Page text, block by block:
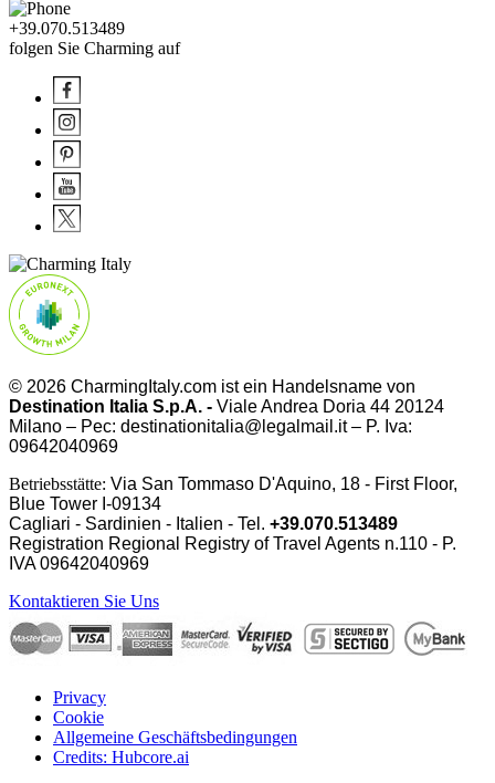
+39.070.513489
folgen Sie Charming auf
© 2026 CharmingItaly.com ist ein Handelsname von
Destination Italia S.p.A. - Viale Andrea Doria 44 20124
Milano – Pec: destinationitalia@legalmail.it – P. Iva:
09642040969
Betriebsstätte: Via San Tommaso D'Aquino, 18 - First Floor,
Blue Tower I-09134
Cagliari - Sardinien - Italien - Tel. +39.070.513489
Registration Regional Registry of Travel Agents n.110 - P.
IVA09642040969
Kontaktieren Sie Uns
Privacy
Cookie
Allgemeine Geschäftsbedingungen
Credits: Hubcore.ai